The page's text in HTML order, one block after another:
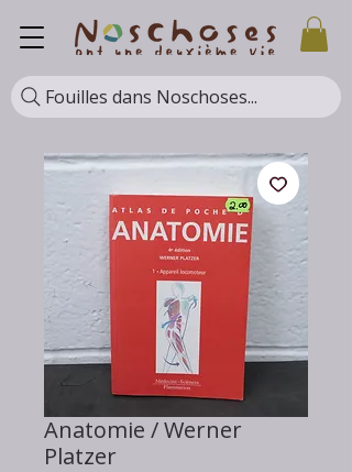
Fouilles dans Noschoses...
Anatomie / Werner
Platzer